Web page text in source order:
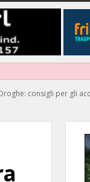
consigli per gli